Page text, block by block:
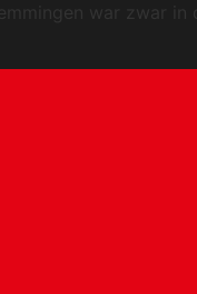
war zwar in